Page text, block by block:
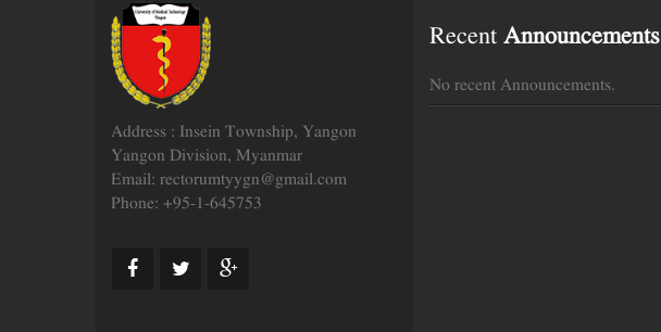
Address : Insein Township, Yangon
Yangon Division, Myanmar
Email: rectorumtyygn@gmail.com
Phone: +95-1-645753
Recent Announcements
No recent Announcements.